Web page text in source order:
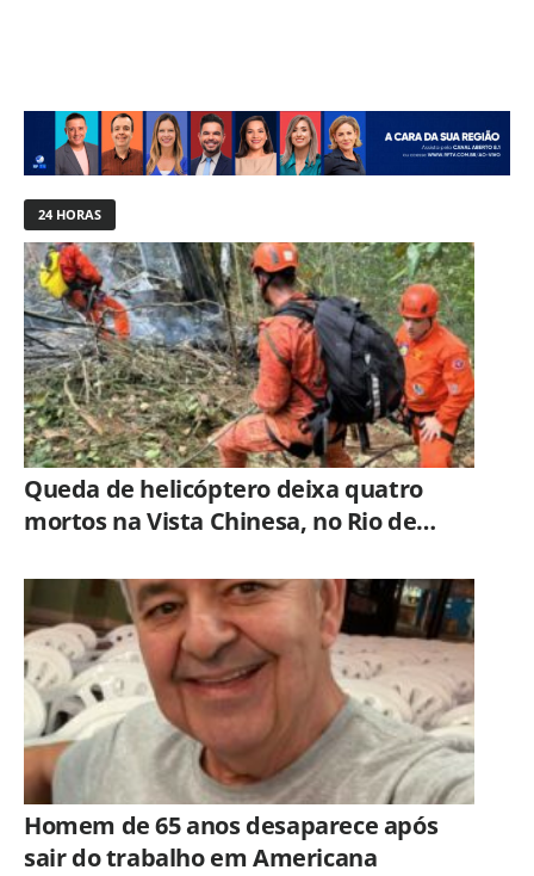
24 HORAS
Queda de helicóptero deixa quatro
mortos na Vista Chinesa, no Rio de
Homem de 65 anos desaparece após
sair do trabalho em Americana